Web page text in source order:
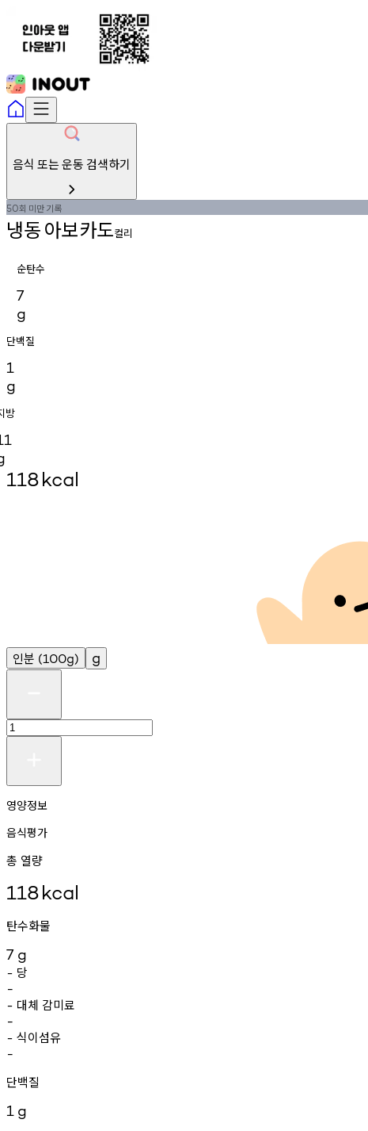
음식 또는 운동 검색하기
50회 미만기록
냉동아보카도컬리
순탄수
7
g
단백질
1
g
방
118kcal
인분 (100g) g
영양정보
음식평가
총 열량
118kcal
탄수화물
7 g
- 당
-
- 대체 감미료
-
- 식이섬유
-
단백질
1 g